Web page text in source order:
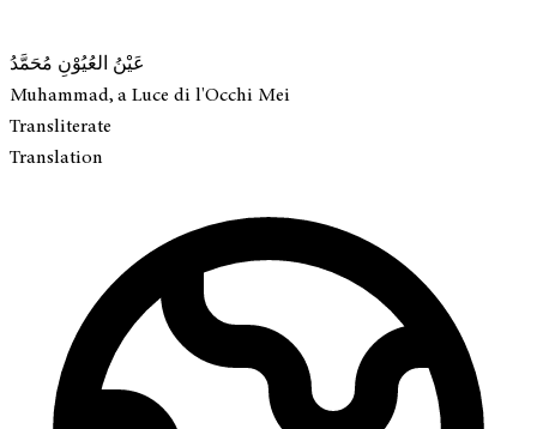
عَيْنُ العُيُوْنِ مُحَمَّدُ
Muhammad, a Luce di l'Occhi Mei
Transliterate
Translation